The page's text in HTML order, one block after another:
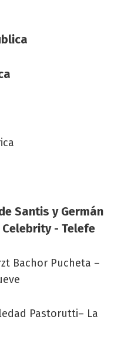
Santis y Germán
- Telefe
Bachor Pucheta –
Pastorutti– La